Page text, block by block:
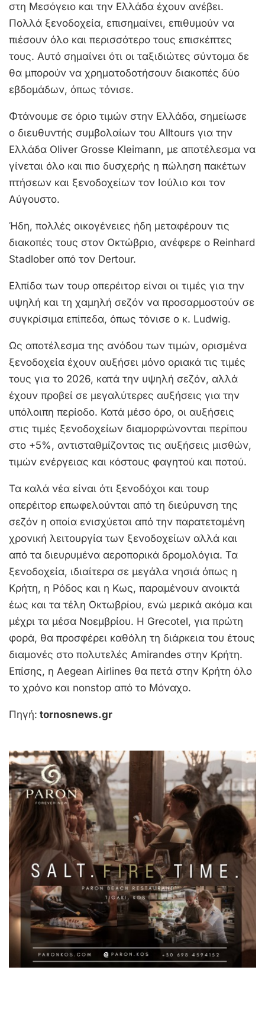
στη Μεσόγειο και την Ελλάδα έχουν ανέβει.
Πολλά ξενοδοχεία, επισημαίνει, επιθυμούν να
πιέσουν όλο και περισσότερο τους επισκέπτες
τους. Αυτό σημαίνει ότι οι ταξιδιώτες σύντομα δε
θα μπορούν να χρηματοδοτήσουν διακοπές δύο
εβδομάδων, όπως τόνισε.
Φτάνουμε σε όριο τιμών στην Ελλάδα, σημείωσε
ο διευθυντής συμβολαίων του Alltours για την
Ελλάδα Oliver Grosse Kleimann, με αποτέλεσμα να
γίνεται όλο και πιο δυσχερής η πώληση πακέτων
πτήσεων και ξενοδοχείων τον Ιούλιο και τον
Αύγουστο.
Ήδη, πολλές οικογένειες ήδη μεταφέρουν τις
διακοπές τους στον Οκτώβριο, ανέφερε ο Reinhard
Stadlober από τον Dertour.
Ελπίδα των τουρ οπερέιτορ είναι οι τιμές για την
υψηλή και τη χαμηλή σεζόν να προσαρμοστούν σε
συγκρίσιμα επίπεδα, όπως τόνισε ο κ. Ludwig.
Ως αποτέλεσμα της ανόδου των τιμών, ορισμένα
ξενοδοχεία έχουν αυξήσει μόνο οριακά τις τιμές
τους για το 2026, κατά την υψηλή σεζόν, αλλά
έχουν προβεί σε μεγαλύτερες αυξήσεις για την
υπόλοιπη περίοδο. Κατά μέσο όρο, οι αυξήσεις
στις τιμές ξενοδοχείων διαμορφώνονται περίπου
στο +5%, αντισταθμίζοντας τις αυξήσεις μισθών,
τιμών ενέργειας και κόστους φαγητού και ποτού.
Τα καλά νέα είναι ότι ξενοδόχοι και τουρ
οπερέιτορ επωφελούνται από τη διεύρυνση της
σεζόν η οποία ενισχύεται από την παρατεταμένη
χρονική λειτουργία των ξενοδοχείων αλλά και
από τα διευρυμένα αεροπορικά δρομολόγια. Τα
ξενοδοχεία, ιδιαίτερα σε μεγάλα νησιά όπως η
Κρήτη, η Ρόδος και η Κως, παραμένουν ανοικτά
έως και τα τέλη Οκτωβρίου, ενώ μερικά ακόμα και
μέχρι τα μέσα Νοεμβρίου. Η Grecotel, για πρώτη
φορά, θα προσφέρει καθόλη τη διάρκεια του έτους
διαμονές στο πολυτελές Amirandes στην Κρήτη.
Επίσης, η Aegean Airlines θα πετά στην Κρήτη όλο
το χρόνο και nonstop από το Μόναχο.
Πηγή: tornosnews.gr